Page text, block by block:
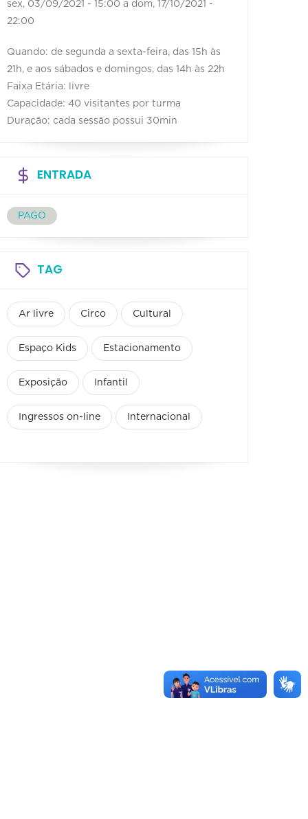
sex, 03/09/2021 - 15:00 a dom, 17/10/2021 -
22:00
Quando: de segunda a sexta-feira, das 15h às
21h, e aos sábados e domingos, das 14h às 22h
Faixa Etária: livre
Capacidade: 40 visitantes por turma
Duração: cada sessão possui 30min
ENTRADA
PAGO
TAG
Ar livre Circo Cultural
Espaço Kids Estacionamento
Exposição Infantil
Ingressos on-line Internacional